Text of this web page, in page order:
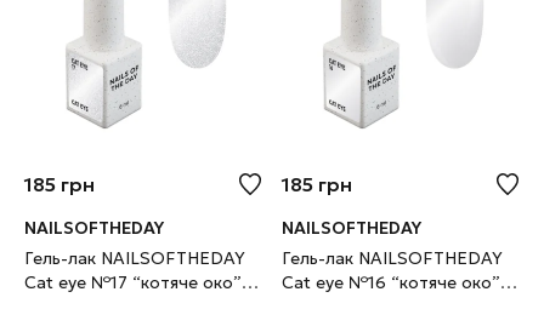
185 грн
NAILSOFTHEDAY
Гель-лак NAILSOFTHEDAY
Cat eye №17 “котяче око”
185 грн
NAILSOFTHEDAY
Гель-лак NAILSOFTHEDAY
Cat eye №16 “котяче око”